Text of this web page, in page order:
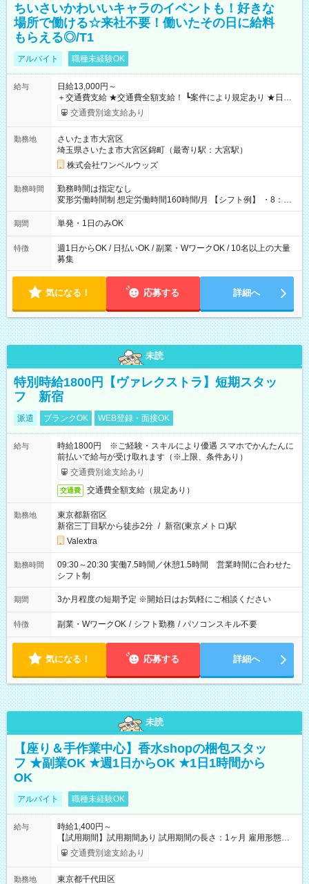
ちいさいかわいいキャラのイベントも！好きな
場所で働ける☆来社不要！働いたその日に給料
もらえる◎/T1
アルバイト 職種未経験OK
給与
日給13,000円～
＋交通費支給 ★交通費全額支給！ ┗案件により規定あり ★日払
いOK！（規定あり） ┗働いたその日に現金GET♪ お仕事後はコ
ンビニATMから 日払い分を引き落とせます！ 【試用期間】試
交通費別途支給あり
勤務地
さいたま市大宮区
埼玉県さいたま市大宮区錦町（最寄り駅：大宮駅）
株式会社ワンベルウッズ
勤務時間
勤務時間は指定なし
変形労働時間制 想定労働時間160時間/月 【シフト例】 ・8：00
～21：00
期間 単発・1日のみOK
特徴
週1日からOK / 日払いOK / 副業・WワークOK / 10名以上の大量
募集
気になる！ 応募する 詳細へ
未読
特別時給1800円【ヴァレクストラ】短期スタッ
フ 新宿
派遣 ブランクOK WEB登録・面接OK
給与
時給1800円 ※ご経験・スキルにより優遇 スマホでかんたんに
前払いで給与が受け取れます（※上限、条件あり）
交通費別途支給あり
交通費 交通費全額支給（規定あり）
勤務地
東京都新宿区
新宿三丁目駅から徒歩2分 / 新宿(東京メトロ)駅
Valextra
勤務時間
09:30～20:30 実働7.5時間／休憩1.5時間 営業時間に合わせた
シフト制
期間 3か月程度の短期予定 ※開始日はお気軽にご相談ください
特徴 副業・WワークOK / シフト勤務 / パソコンスキル不要
気になる！ 応募する 詳細へ
未読
【座り＆手作業中心】香水shopの梱包スタッ
フ ★副業OK ★週1日からOK ★1日1時間から
OK
アルバイト 職種未経験OK
給与
時給1,400円～
【試用期間】試用期間あり 試用期間の長さ：1ヶ月 雇用形態、
給与は本採用時と同じです。
交通費別途支給あり
勤務地
東京都千代田区